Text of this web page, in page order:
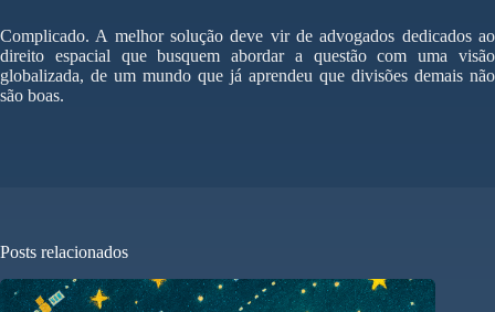
Complicado. A melhor solução deve vir de advogados dedicados ao
direito espacial que busquem abordar a questão com uma visão
globalizada, de um mundo que já aprendeu que divisões demais não
são boas.
Posts relacionados